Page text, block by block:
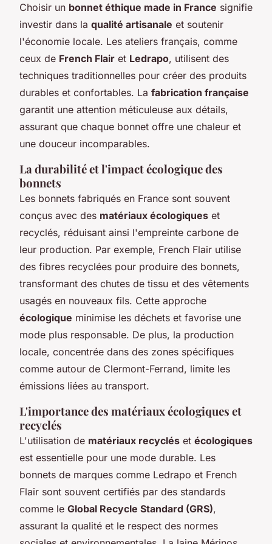
Choisir un bonnet éthique made in France signifie
investir dans la qualité artisanale et soutenir
l'économie locale. Les ateliers français, comme
ceux de French Flair et Ledrapo, utilisent des
techniques traditionnelles pour créer des produits
durables et confortables. La fabrication française
garantit une attention méticuleuse aux détails,
assurant que chaque bonnet offre une chaleur et
une douceur incomparables.
La durabilité et l'impact écologique des
bonnets
Les bonnets fabriqués en France sont souvent
conçus avec des matériaux écologiques et
recyclés, réduisant ainsi l'empreinte carbone de
leur production. Par exemple, French Flair utilise
des fibres recyclées pour produire des bonnets,
transformant des chutes de tissu et des vêtements
usagés en nouveaux fils. Cette approche
écologique minimise les déchets et favorise une
mode plus responsable. De plus, la production
locale, concentrée dans des zones spécifiques
comme autour de Clermont-Ferrand, limite les
émissions liées au transport.
L'importance des matériaux écologiques et
recyclés
L'utilisation de matériaux recyclés et écologiques
est essentielle pour une mode durable. Les
bonnets de marques comme Ledrapo et French
Flair sont souvent certifiés par des standards
comme le Global Recycle Standard (GRS),
assurant la qualité et le respect des normes